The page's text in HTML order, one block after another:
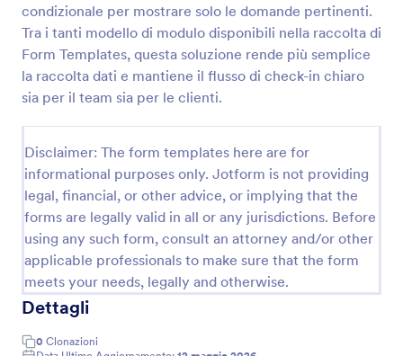
condizionale per mostrare solo le domande pertinenti.
Tra i tanti modello di modulo disponibili nella raccolta di
Form Templates, questa soluzione rende più semplice
la raccolta dati e mantiene il flusso di check-in chiaro
sia per il team sia per le clienti.
Disclaimer: The form templates here are for
informational purposes only. Jotform is not providing
legal, financial, or other advice, or implying that the
forms are legally valid in all or any jurisdictions. Before
using any such form, consult an attorney and/or other
applicable professionals to make sure that the form
meets your needs, legally and otherwise.
Dettagli
0 Clonazioni
Registra gli arrivi dei camion in magazzini e
stabilimenti con il Modulo di Registrazione Arrivo
Camion di Jotform, ideale per portineria e logistica
che vogliono tracciare accessi e gestire la raccolta
dati online.
Go to Category:
Moduli di Registrazione
Usa Template
Anteprima